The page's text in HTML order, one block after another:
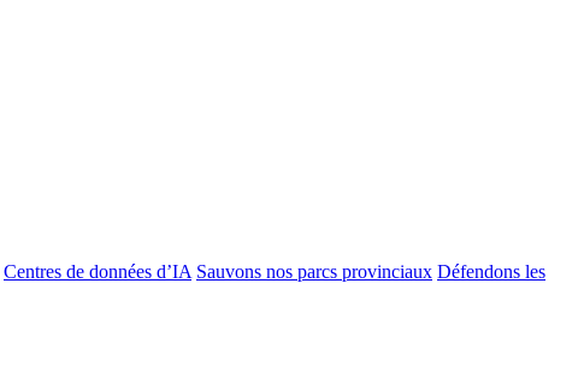
Centres de données d’IA Sauvons nos parcs provinciaux Défendons les